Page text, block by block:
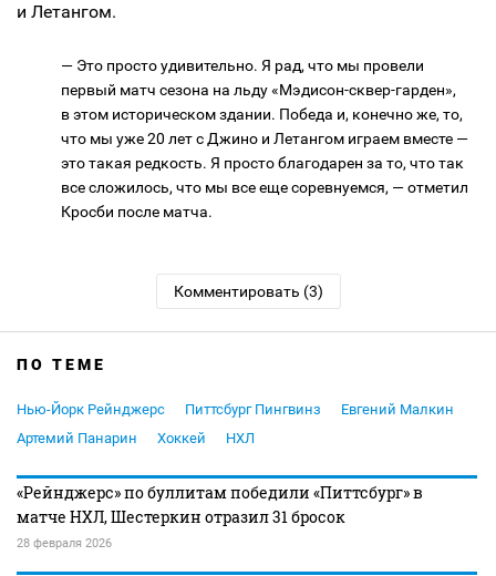
и Летангом.
— Это просто удивительно. Я рад, что мы провели
первый матч сезона на льду «Мэдисон-сквер-гарден»,
в этом историческом здании. Победа и, конечно же, то,
что мы уже 20 лет с Джино и Летангом играем вместе —
это такая редкость. Я просто благодарен за то, что так
все сложилось, что мы все еще соревнуемся, — отметил
Кросби после матча.
Комментировать (3)
ПО ТЕМЕ
Нью-Йорк Рейнджерс Питтсбург Пингвинз
Евгений Малкин
Артемий Панарин
Хоккей НХЛ
«Рейнджерс» по буллитам победили «Питтсбург» в
матче НХЛ, Шестеркин отразил 31 бросок
28 февраля 2026